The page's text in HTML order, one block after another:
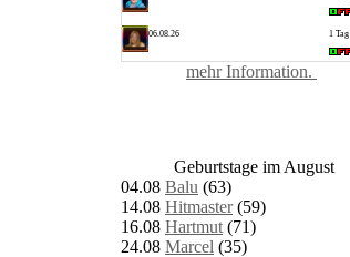
06.08.26 1 Tag
mehr Information.
Geburtstage im August
04.08 Balu (63)
14.08 Hitmaster(59)
16.08 Hartmut (71)
24.08 Marcel (35)